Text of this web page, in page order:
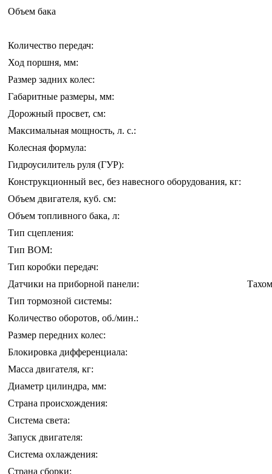
Объем бака
Количество передач:
Ход поршня, мм:
Размер задних колес:
Габаритные размеры, мм:
Дорожный просвет, см:
Максимальная мощность, л. с.:
Колесная формула:
Гидроусилитель руля (ГУР):
Конструкционный вес, без навесного оборудования, кг:
Объем двигателя, куб. см:
Объем топливного бака, л:
Тип сцепления:
Тип ВОМ:
Тип коробки передач:
Датчики на приборной панели:
Тип тормозной системы:
Количество оборотов, об./мин.:
Размер передних колес:
Блокировка дифференциала:
Масса двигателя, кг:
Диаметр цилиндра, мм:
Страна происхождения:
Система света:
Запуск двигателя:
Система охлаждения:
Страна сборки: